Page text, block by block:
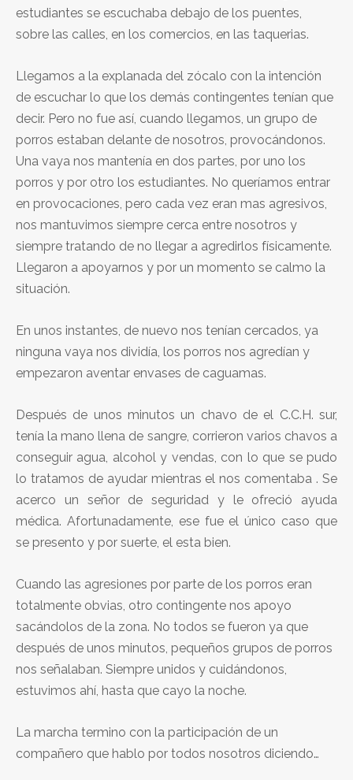
estudiantes se escuchaba debajo de los puentes,
sobre las calles, en los comercios, en las taquerias.
Llegamos a la explanada del zócalo con la intención
de escuchar lo que los demás contingentes tenían que
decir. Pero no fue así, cuando llegamos, un grupo de
porros estaban delante de nosotros, provocándonos.
Una vaya nos mantenía en dos partes, por uno los
porros y por otro los estudiantes. No queríamos entrar
en provocaciones, pero cada vez eran mas agresivos,
nos mantuvimos siempre cerca entre nosotros y
siempre tratando de no llegar a agredirlos físicamente.
Llegaron a apoyarnos y por un momento se calmo la
situación.
En unos instantes, de nuevo nos tenían cercados, ya
ninguna vaya nos dividía, los porros nos agredían y
empezaron aventar envases de caguamas.
Después de unos minutos un chavo de el C.C.H. sur,
tenía la mano llena de sangre, corrieron varios chavos a
conseguir agua, alcohol y vendas, con lo que se pudo
lo tratamos de ayudar mientras el nos comentaba . Se
acerco un señor de seguridad y le ofreció ayuda
médica. Afortunadamente, ese fue el único caso que
se presento y por suerte, el esta bien.
Cuando las agresiones por parte de los porros eran
totalmente obvias, otro contingente nos apoyo
sacándolos de la zona. No todos se fueron ya que
después de unos minutos, pequeños grupos de porros
nos señalaban. Siempre unidos y cuidándonos,
estuvimos ahí, hasta que cayo la noche.
La marcha termino con la participación de un
compañero que hablo por todos nosotros diciendo…